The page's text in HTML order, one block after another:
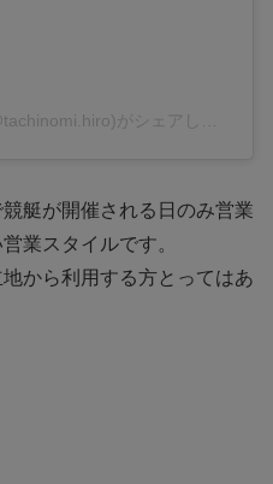
福岡昼飲み 立ち飲み ひろ(@tachinomi.hiro)がシェアした投稿
艇が開催される日のみ営業
業スタイルです。
から利用する方とってはあ